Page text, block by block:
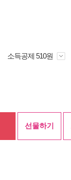
소득공제 510원
선물하기